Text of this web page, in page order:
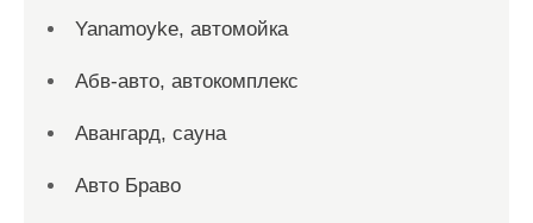
Yanamoyke, автомойка
Абв-авто, автокомплекс
Авангард, сауна
Авто Браво